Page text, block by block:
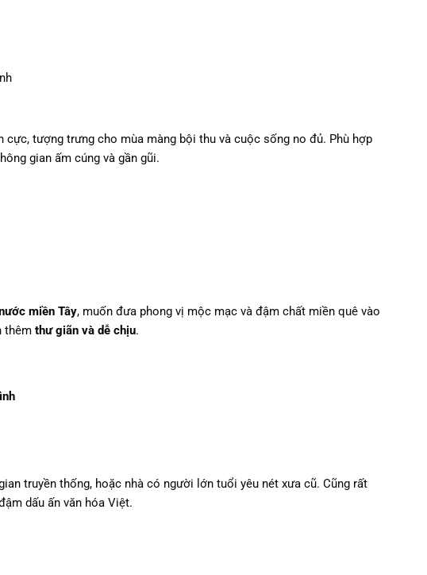
cực, tượng trưng cho mùa màng bội thu và cuộc sống no đủ. Phù hợp
gian ấm cúng và gần gũi.
miền Tây, muốn đưa phong vị mộc mạc và đậm chất miền quê vào
thêm thư giãn và dễ chịu.
truyền thống, hoặc nhà có người lớn tuổi yêu nét xưa cũ. Cũng rất
dấu ấn văn hóa Việt.